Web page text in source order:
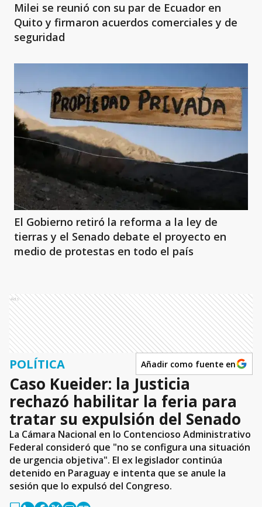
Milei se reunió con su par de Ecuador en
Quito y firmaron acuerdos comerciales y de
seguridad
El Gobierno retiró la reforma a la ley de
tierras y el Senado debate el proyecto en
medio de protestas en todo el país
Ads
POLÍTICA Añadir como fuente en
Caso Kueider: la Justicia
rechazó habilitar la feria para
tratar su expulsión del Senado
La Cámara Nacional en lo Contencioso Administrativo
Federal consideró que "no se configura una situación
de urgencia objetiva". El ex legislador continúa
detenido en Paraguay e intenta que se anule la
sesión que lo expulsó del Congreso.